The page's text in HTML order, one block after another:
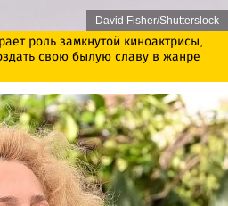
David Fisher/Shutterslock
роль замкнутой киноактрисы,
свою былую славу в жанре